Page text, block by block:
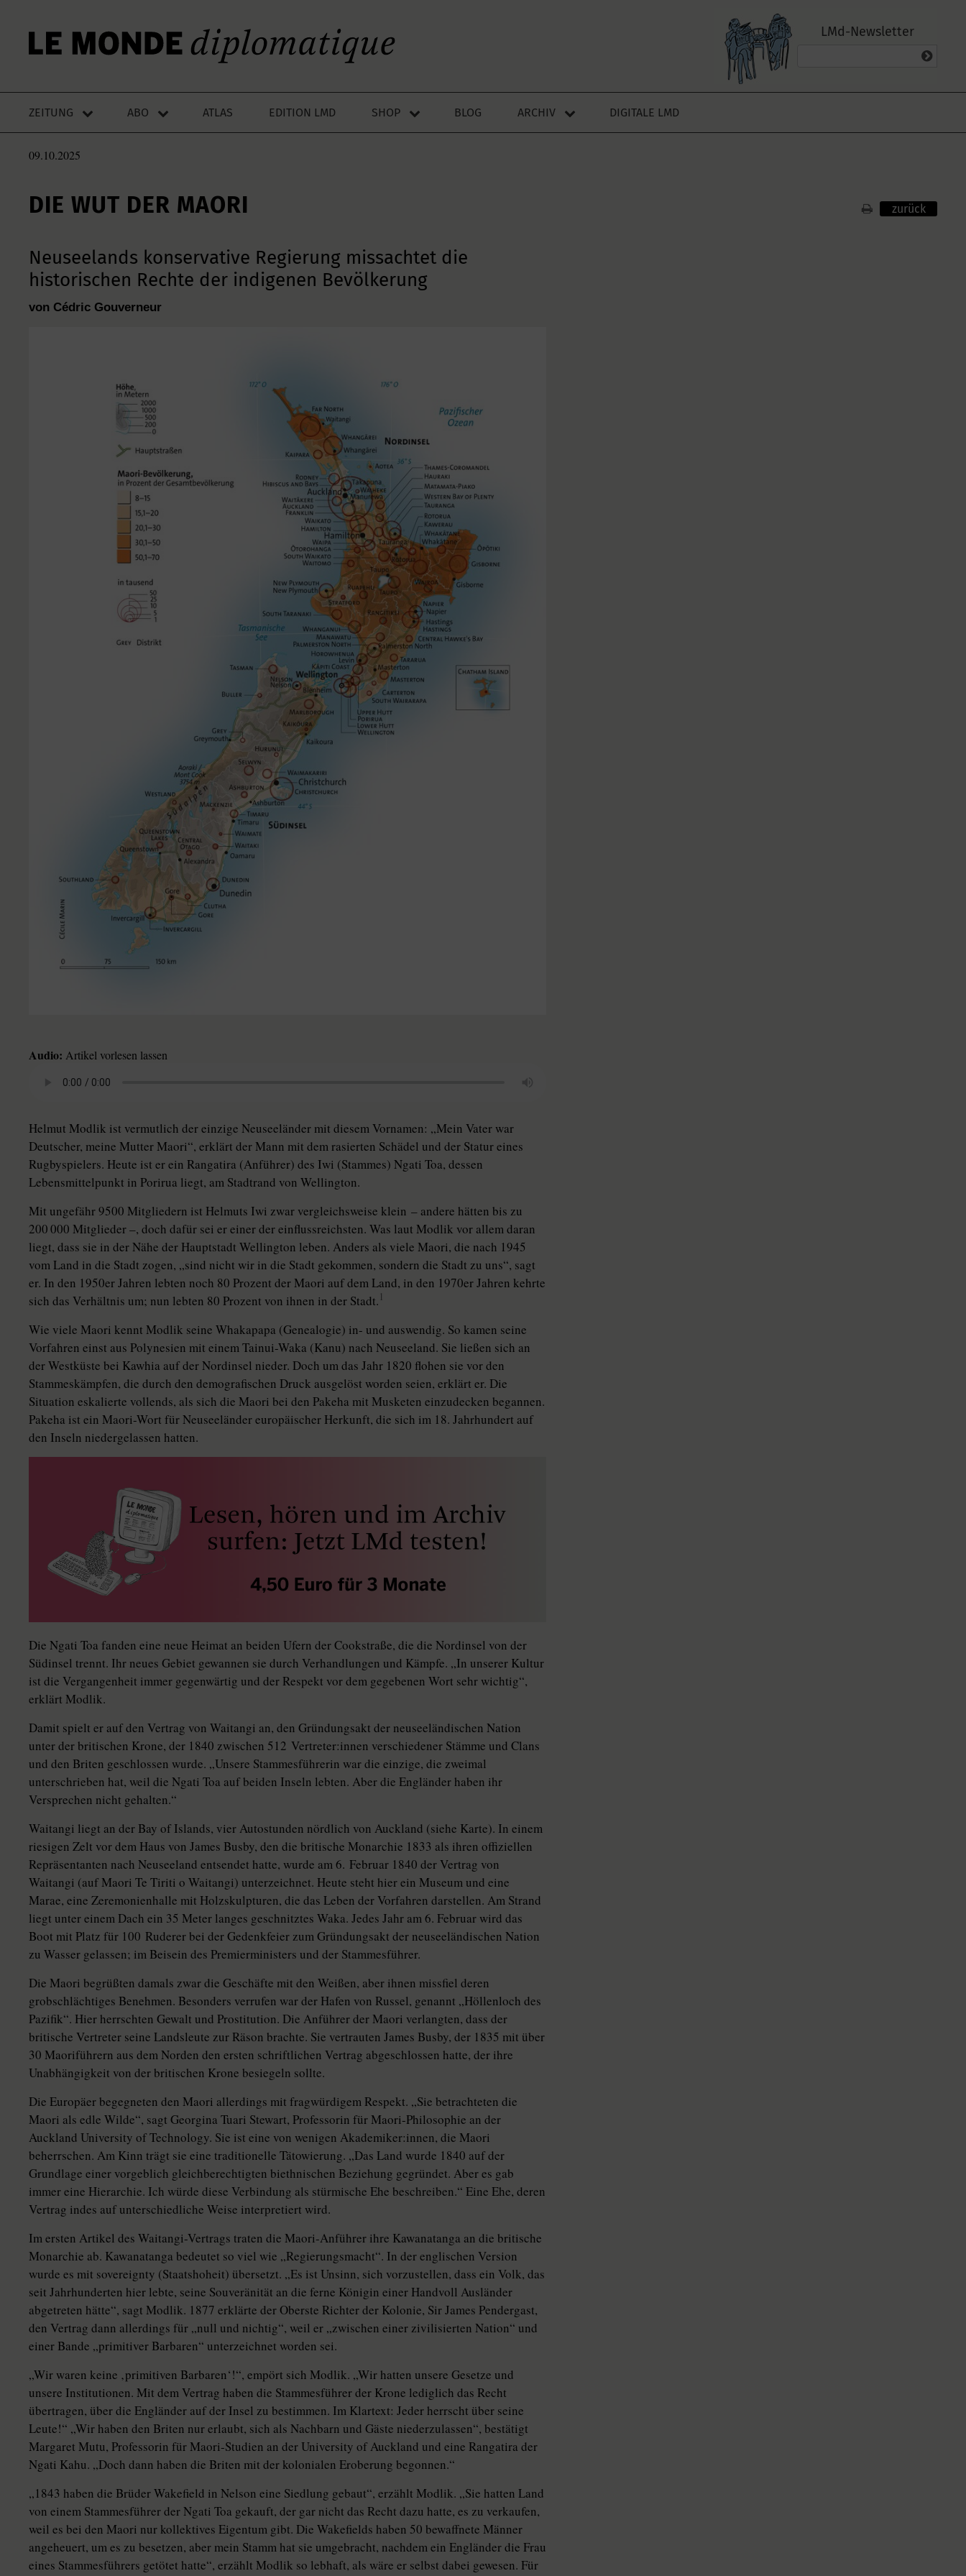
LMd-Newsletter
ZEITUNG ABO ATLAS EDITION LMD SHOP BLOG ARCHIV DIGITALE LMD
09.10.2025
DIE WUT DER MAORI zurück
Neuseelands konservative Regierung missachtet die
historischen Rechte der indigenen Bevölkerung
von Cédric Gouverneur
Audio: Artikel vorlesen lassen
Helmut Modlik ist vermutlich der einzige Neuseeländer mit diesem Vornamen: „Mein Vater war
Deutscher, meine Mutter Maori“, erklärt der Mann mit dem rasierten Schädel und der Statur eines
Rugbyspielers. Heute ist er ein Rangatira (Anführer) des Iwi (Stammes) Ngati Toa, dessen
Lebensmittelpunkt in Porirua liegt, am Stadtrand von Wellington.
Mit ungefähr 9500 Mitgliedern ist Helmuts Iwi zwar vergleichsweise klein – andere hätten bis zu
200 000 Mitglieder –, doch dafür sei er einer der einflussreichsten. Was laut Modlik vor allem daran
liegt, dass sie in der Nähe der Hauptstadt Wellington leben. Anders als viele Maori, die nach 1945
vom Land in die Stadt zogen, „sind nicht wir in die Stadt gekommen, sondern die Stadt zu uns“, sagt
er. In den 1950er Jahren lebten noch 80 Prozent der Mao­ri auf dem Land, in den 1970er Jahren kehrte
sich das Verhältnis um; nun lebten 80 Prozent von ihnen in der Stadt. 1
Wie viele Maori kennt Modlik seine Whakapapa (Genealogie) in- und auswendig. So kamen seine
Vorfahren einst aus Polynesien mit einem Tainui-Waka (Kanu) nach Neuseeland. Sie ließen sich an
der Westküste bei Kawhia auf der Nordinsel nieder. Doch um das Jahr 1820 flohen sie vor den
Stammeskämpfen, die durch den demografischen Druck ausgelöst worden seien, erklärt er. Die
Situation eskalierte vollends, als sich die Maori bei den Pakeha mit Musketen einzudecken begannen.
Pakeha ist ein Maori-Wort für Neuseeländer europäischer Herkunft, die sich im 18. Jahrhundert auf
den Inseln niedergelassen hatten.
Die Ngati Toa fanden eine neue Heimat an beiden Ufern der Cookstraße, die die Nordinsel von der
Südinsel trennt. Ihr neues Gebiet gewannen sie durch Verhandlungen und Kämpfe. „In unserer Kultur
ist die Vergangenheit immer gegenwärtig und der Respekt vor dem gegebenen Wort sehr wichtig“,
erklärt Modlik.
Damit spielt er auf den Vertrag von Waitangi an, den Gründungsakt der neuseeländischen Nation
unter der britischen Krone, der 1840 zwischen 512 Ver­tre­te­r:in­nen verschiedener Stämme und Clans
und den Briten geschlossen wurde. „Unsere Stammesführerin war die einzige, die zweimal
unterschrieben hat, weil die Ngati Toa auf beiden Inseln lebten. Aber die Engländer haben ihr
Versprechen nicht gehalten.“
Waitangi liegt an der Bay of Islands, vier Autostunden nördlich von Auckland (siehe Karte). In einem
riesigen Zelt vor dem Haus von James Busby, den die britische Monarchie 1833 als ihren offiziellen
Repräsentanten nach Neuseeland entsendet hatte, wurde am 6. Februar 1840 der Vertrag von
Waitangi (auf Maori Te Tiriti o Waitangi) unterzeichnet. Heute steht hier ein Museum und eine
Marae, eine Zeremonienhalle mit Holzskulpturen, die das Leben der Vorfahren darstellen. Am Strand
liegt unter einem Dach ein 35 Meter langes geschnitztes Waka. Jedes Jahr am 6. Februar wird das
Boot mit Platz für 100 Ruderer bei der Gedenkfeier zum Gründungsakt der neuseeländischen Nation
zu Wasser gelassen; im Beisein des Premierministers und der Stammesführer.
Die Maori begrüßten damals zwar die Geschäfte mit den Weißen, aber ihnen missfiel deren
grobschlächtiges Benehmen. Besonders verrufen war der Hafen von Russel, genannt „Höllenloch des
Pazifik“. Hier herrschten Gewalt und Prostitution. Die Anführer der Maori verlangten, dass der
britische Vertreter seine Landsleute zur Räson brachte. Sie vertrauten James Busby, der 1835 mit über
30 Maoriführern aus dem Norden den ersten schriftlichen Vertrag abgeschlossen hatte, der ihre
Unabhängigkeit von der britischen Krone besiegeln sollte.
Die Europäer begegneten den Mao­ri allerdings mit fragwürdigem Respekt. „Sie betrachteten die
Maori als edle Wilde“, sagt Georgina Tuari Stewart, Professorin für Maori-Philosophie an der
Auckland University of Technology. Sie ist eine von wenigen Aka­de­mi­ke­r:in­nen, die Maori
beherrschen. Am Kinn trägt sie eine tra­di­tio­nel­le Tätowierung. „Das Land wurde 1840 auf der
Grundlage einer vorgeblich gleichberechtigten biethnischen Beziehung gegründet. Aber es gab
immer eine Hierarchie. Ich würde diese Verbindung als stürmische Ehe beschreiben.“ Eine Ehe, deren
Vertrag indes auf unterschiedliche Weise interpretiert wird.
Im ersten Artikel des Waitangi-Vertrags traten die Maori-Anführer ihre Kawanatanga an die britische
Monarchie ab. Kawanatanga bedeutet so viel wie „Regierungsmacht“. In der englischen Ver­sion
wurde es mit sovereignty (Staatshoheit) übersetzt. „Es ist Unsinn, sich vorzustellen, dass ein Volk, das
seit Jahrhunderten hier lebte, seine Souveränität an die ferne Königin einer Handvoll Ausländer
abgetreten hätte“, sagt Modlik. 1877 erklärte der Oberste Richter der Kolonie, Sir James Pendergast,
den Vertrag dann allerdings für „null und nichtig“, weil er „zwischen einer zivilisierten Nation“ und
einer Bande „primitiver Barbaren“ unterzeichnet worden sei.
„Wir waren keine ‚primitiven Barbaren‘!“, empört sich Modlik. „Wir hatten unsere Gesetze und
unsere Institutionen. Mit dem Vertrag haben die Stammesführer der Krone lediglich das Recht
übertragen, über die Engländer auf der Insel zu bestimmen. Im Klartext: Jeder herrscht über seine
Leute!“ „Wir haben den Briten nur erlaubt, sich als Nachbarn und Gäste niederzulassen“, bestätigt
Margaret Mutu, Professorin für Maori-Studien an der University of Auckland und eine Rangatira der
Ngati Kahu. „Doch dann haben die Briten mit der kolonialen Eroberung begonnen.“
„1843 haben die Brüder Wakefield in Nelson eine Siedlung gebaut“, erzählt Modlik. „Sie hatten Land
von einem Stammesführer der Ngati Toa gekauft, der gar nicht das Recht dazu hatte, es zu verkaufen,
weil es bei den Maori nur kollektives Eigentum gibt. Die Wakefields haben 50 bewaffnete Männer
angeheuert, um es zu besetzen, aber mein Stamm hat sie umgebracht, nachdem ein Engländer die Frau
eines Stammesführers getötet hatte“, erzählt Modlik so lebhaft, als wäre er selbst dabei gewesen. Für